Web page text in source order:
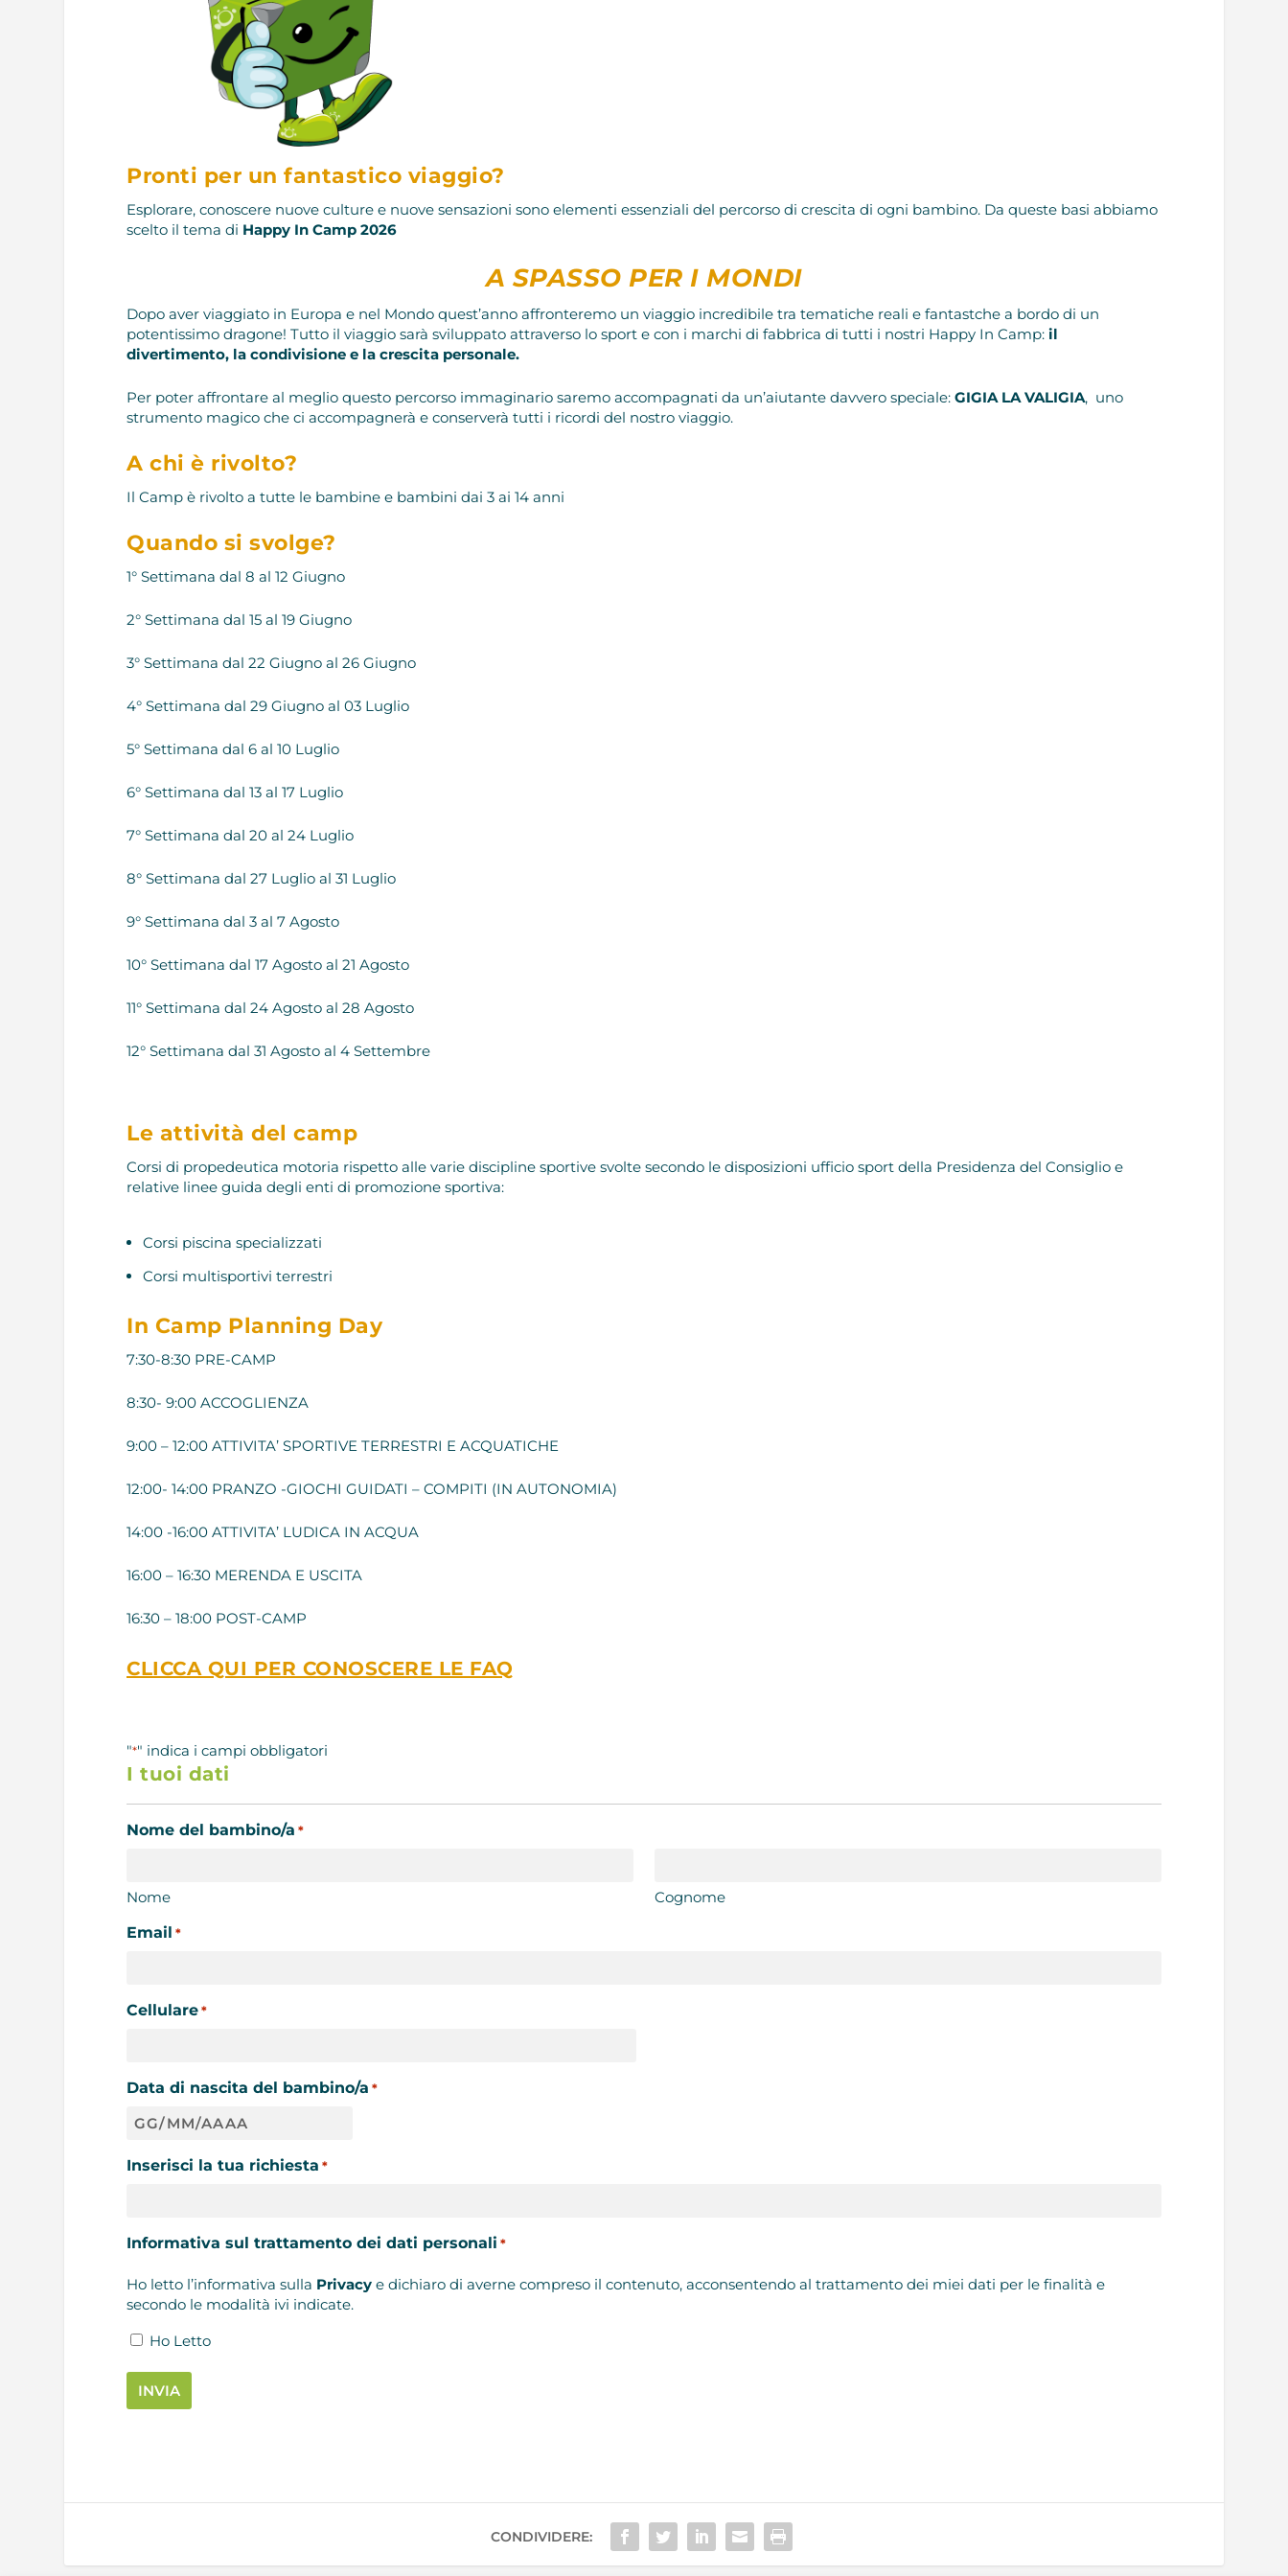
Pronti per un fantastico viaggio?
Esplorare, conoscere nuove culture e nuove sensazioni sono elementi essenziali del percorso di crescita di ogni bambino. Da queste basi abbiamo
scelto il tema di Happy In Camp 2026
A SPASSO PER I MONDI
Dopo aver viaggiato in Europa e nel Mondo quest’anno affronteremo un viaggio incredibile tra tematiche reali e fantastche a bordo di un
potentissimo dragone! Tutto il viaggio sarà sviluppato attraverso lo sport e con i marchi di fabbrica di tutti i nostri Happy In Camp: il
divertimento, la condivisione e la crescita personale.
Per poter affrontare al meglio questo percorso immaginario saremo accompagnati da un’aiutante davvero speciale: GIGIA LA VALIGIA, uno
strumento magico che ci accompagnerà e conserverà tutti i ricordi del nostro viaggio.
A chi è rivolto?
Il Camp è rivolto a tutte le bambine e bambini dai 3 ai 14 anni
Quando si svolge?
1° Settimana dal 8 al 12 Giugno
2° Settimana dal 15 al 19 Giugno
3° Settimana dal 22 Giugno al 26 Giugno
4° Settimana dal 29 Giugno al 03 Luglio
5° Settimana dal 6 al 10 Luglio
6° Settimana dal 13 al 17 Luglio
7° Settimana dal 20 al 24 Luglio
8° Settimana dal 27 Luglio al 31 Luglio
9° Settimana dal 3 al 7 Agosto
10° Settimana dal 17 Agosto al 21 Agosto
11° Settimana dal 24 Agosto al 28 Agosto
12° Settimana dal 31 Agosto al 4 Settembre
Le attività del camp
Corsi di propedeutica motoria rispetto alle varie discipline sportive svolte secondo le disposizioni ufficio sport della Presidenza del Consiglio e
relative linee guida degli enti di promozione sportiva:
Corsi piscina specializzati
Corsi multisportivi terrestri
In Camp Planning Day
7:30-8:30 PRE-CAMP
8:30- 9:00 ACCOGLIENZA
9:00 – 12:00 ATTIVITA’ SPORTIVE TERRESTRI E ACQUATICHE
12:00- 14:00 PRANZO -GIOCHI GUIDATI – COMPITI (IN AUTONOMIA)
14:00 -16:00 ATTIVITA’ LUDICA IN ACQUA
16:00 – 16:30 MERENDA E USCITA
16:30 – 18:00 POST-CAMP
CLICCA QUI PER CONOSCERE LE FAQ
"*" indica i campi obbligatori
I tuoi dati
Nome del bambino/a *
Nome
Cognome
Email *
Cellulare *
Data di nascita del bambino/a *
GG
MM
Inserisci la tua richiesta *
Informativa sul trattamento dei dati personali *
Ho letto l’informativa sulla Privacy e dichiaro di averne compreso il contenuto, acconsentendo al trattamento dei miei dati per le finalità e
secondo le modalità ivi indicate.
Ho Letto
CONDIVIDERE: